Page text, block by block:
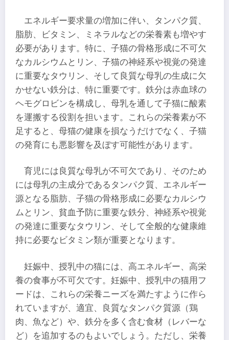
エネルギー要求量の増加に伴い、タンパク質、
脂肪、ビタミン、ミネラルなどの栄養素も増やす
必要があります。特に、子猫の骨格形成に不可欠
なカルシウムとリン、子猫の神経系や視覚の発達
に重要なタウリン、そして良質な母乳の生成に欠
かせない鉄分は、特に重要です。鉄分は赤血球の
ヘモグロビンを構成し、母乳を通して子猫に酸素
を運搬する役割を担います。これらの栄養素が不
足すると、母猫の健康を損なうだけでなく、子猫
の発育にも悪影響を及ぼす可能性があります。
育児には良質な母乳が不可欠であり、そのため
には母乳の主成分であるタンパク質、エネルギー
源となる脂肪、子猫の骨格形成に必要なカルシウ
ムとリン、貧血予防に重要な鉄分、神経系や視覚
の発達に重要なタウリン、そして全般的な健康維
持に必要なビタミン類が重要となります。
妊娠中、授乳中の猫には、高エネルギー、高栄
養の食事が不可欠です。妊娠中、授乳中の猫用フ
ードは、これらの栄養ニーズを満たすように作ら
れていますが、適宜、良質なタンパク質源（鶏
肉、魚など）や、鉄分を多く含む食材（レバーな
ど）を追加するのもよいでしょう。ただし、栄養